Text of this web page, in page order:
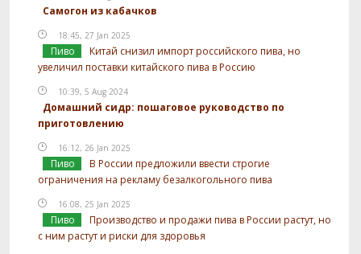
Самогон из кабачков
18:45, 27 Jan 2025
Пиво
Китай снизил импорт российского пива, но
увеличил поставки китайского пива в Россию
10:39, 5 Aug 2024
Домашний сидр: пошаговое руководство по
приготовлению
16:12, 26 Jan 2025
Пиво
В России предложили ввести строгие
ограничения на рекламу безалкогольного пива
16:08, 25 Jan 2025
Пиво
Производство и продажи пива в России растут, но
с ним растут и риски для здоровья